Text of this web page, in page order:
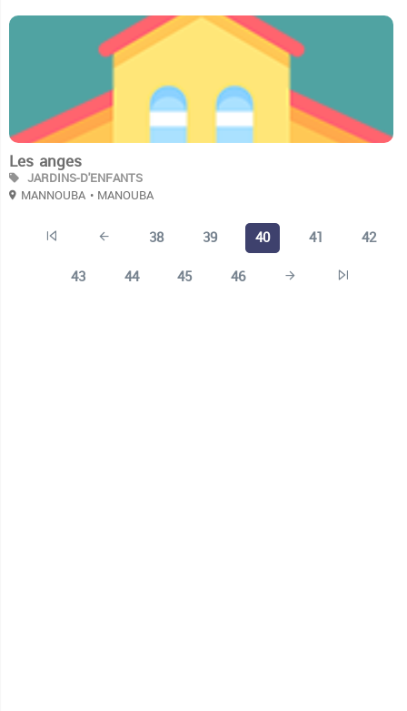
Les anges
JARDINS-D'ENFANTS
MANNOUBA • MANOUBA
38 39 40 41
42
43
44 45 46